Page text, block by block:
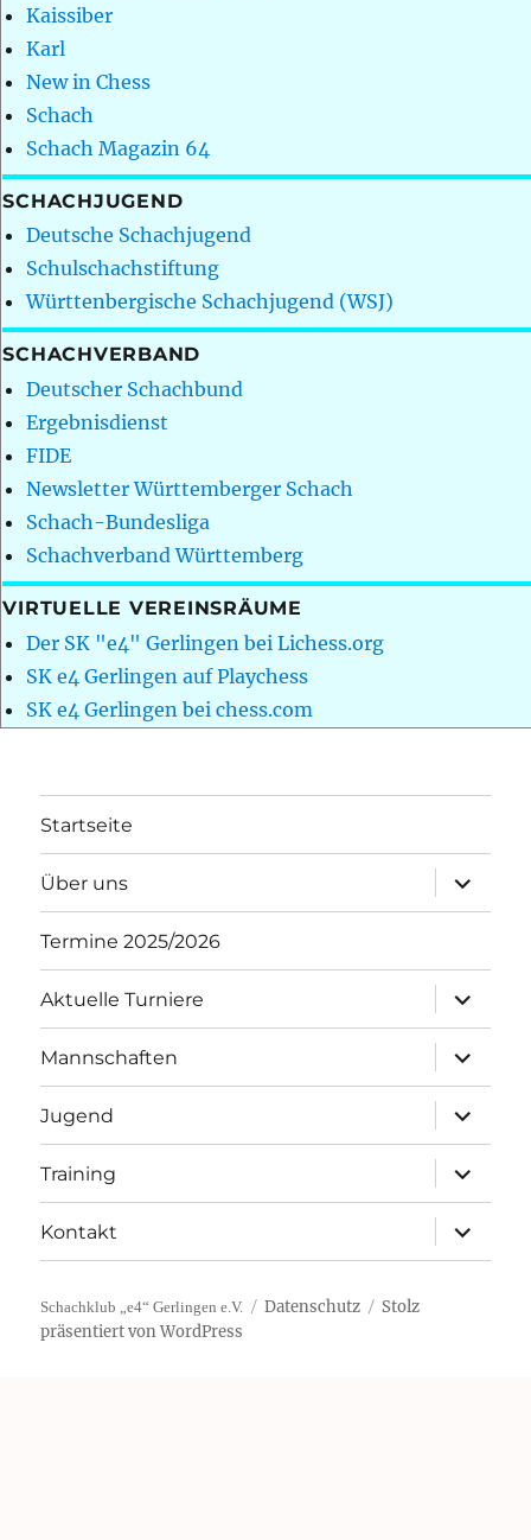
Kaissiber
Karl
New in Chess
Schach
Schach Magazin 64
SCHACHJUGEND
Deutsche Schachjugend
Schulschachstiftung
Württenbergische Schachjugend (WSJ)
SCHACHVERBAND
Deutscher Schachbund
Ergebnisdienst
FIDE
Newsletter Württemberger Schach
Schach-Bundesliga
Schachverband Württemberg
VIRTUELLE VEREINSRÄUME
Der SK "e4" Gerlingen bei Lichess.org
SK e4 Gerlingen auf Playchess
SK e4 Gerlingen bei chess.com
Startseite
Über uns
öffnen
Termine 2025/2026
Aktuelle Turniere
öffnen
Mannschaften
öffnen
Jugend
öffnen
Training
öffnen
Kontakt
öffnen
Schachklub „e4“ Gerlingen e.V. Datenschutz
Stolz
präsentiert von WordPress